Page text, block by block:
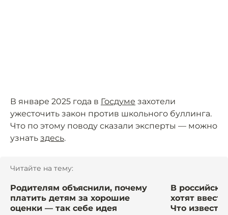
В январе 2025 года в Госдуме захотели
ужесточить закон против школьного буллинга.
Что по этому поводу сказали эксперты — можно
узнать здесь.
Читайте на тему:
Родителям объяснили, почему
платить детям за хорошие
оценки — так себе идея
В
хотят
Что